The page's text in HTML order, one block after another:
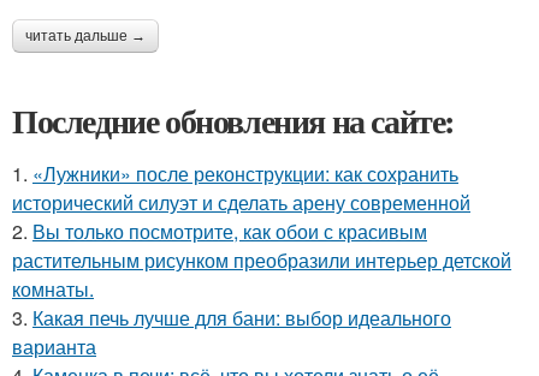
читать дальше →
Последние обновления на сайте:
1. «Лужники» после реконструкции: как сохранить
исторический силуэт и сделать арену современной
2. Вы только посмотрите, как обои с красивым
растительным рисунком преобразили интерьер детской
комнаты.
3. Какая печь лучше для бани: выбор идеального
варианта